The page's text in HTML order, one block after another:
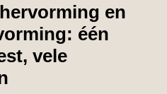
en
één
vele